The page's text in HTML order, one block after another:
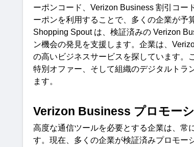
ーポンコード、 Verizon Business 割引コー
ーポンを利用することで、多くの企業が予
Shopping Spout は、検証済みの Verizon
ン機会の発見を支援します。企業は、
の高いビジネスサービスを探しています。
特別オファー、そして組織のデジタルトラ
ます。
Verizon Business プロモー
高度な通信ツールを必要とする企業は、常
す。現在、多くの企業が検証済みプロモー